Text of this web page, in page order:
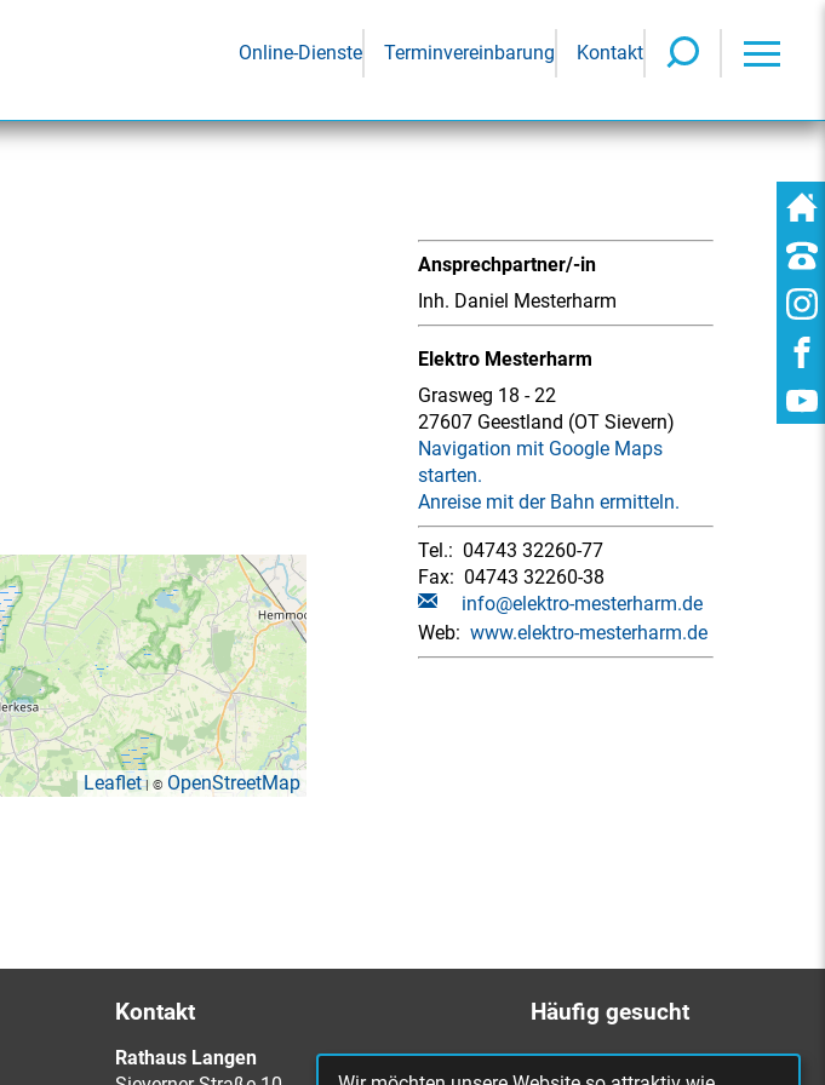
Online-Dienste Terminvereinbarung Kontakt
Leaflet| © OpenStreetMap
Ansprechpartner/-in
Inh. Daniel Mesterharm
Elektro Mesterharm
Grasweg 18 - 22
27607 Geestland (OT Sievern)
Navigation mit Google Maps
starten.
Anreise mit der Bahn ermitteln.
Tel.: 04743 32260-77
Fax: 04743 32260-38
info@elektro-mesterharm.de
Web: www.elektro-mesterharm.de
Kontakt
Rathaus Langen
Häufig gesucht
Bürgerbüro